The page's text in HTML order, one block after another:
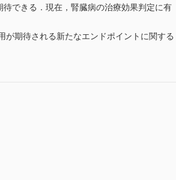
できる．現在，腎臓病の治療効果判定に有
が期待される新たなエンドポイントに関する